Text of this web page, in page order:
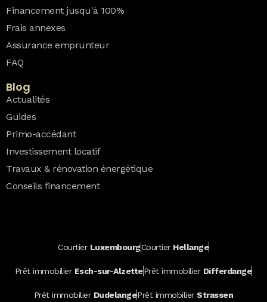
Financement jusqu'à 100%
Frais annexes
Assurance emprunteur
FAQ
Blog
Actualités
Guides
Primo-accédant
Investissement locatif
Travaux & rénovation énergétique
Conseils financement
Courtier LuxembourgCourtier Hellange
Prêt immobilier Esch-sur-AlzettePrêt immobilier Differdange
Prêt immobilier DudelangePrêt immobilierStrassen